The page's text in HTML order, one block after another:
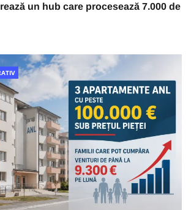
un hub care procesează 7.000 de